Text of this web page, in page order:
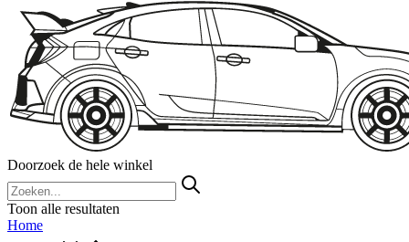
Doorzoek de hele winkel
Toon alle resultaten
Home